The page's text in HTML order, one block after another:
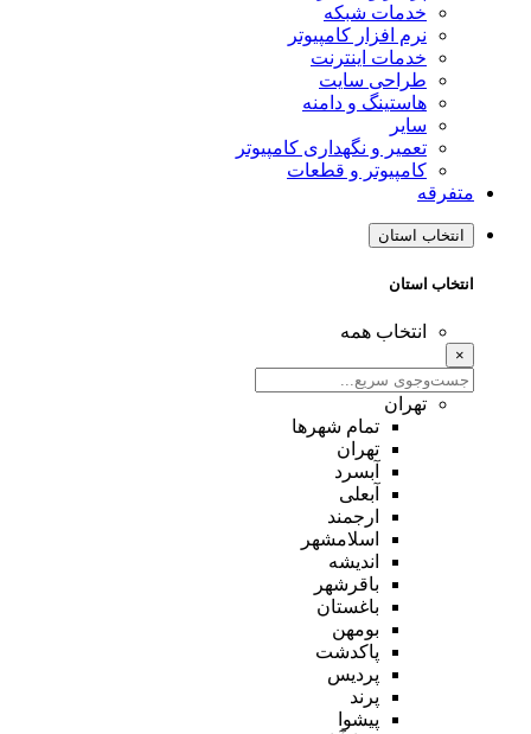
خدمات شبکه
نرم افزار کامپیوتر
خدمات اینترنت
طراحی سایت
هاستینگ و دامنه
سایر
تعمیر و نگهداری کامپیوتر
کامپیوتر و قطعات
متفرقه
انتخاب استان
انتخاب استان
انتخاب همه
×
تهران
تمام شهر‌ها
تهران
آبسرد
آبعلی
ارجمند
اسلامشهر
اندیشه
باقرشهر
باغستان
بومهن
پاکدشت
پردیس
پرند
پیشوا